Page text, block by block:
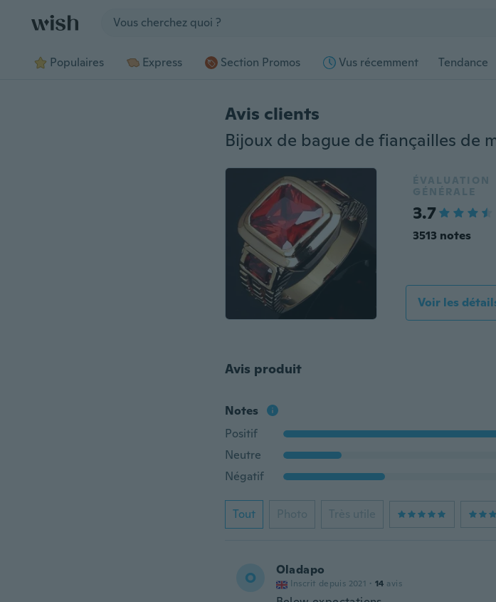
Populaires Express Section Promos Vus récemment Tendance
Avis clients
ÉVALUATION
GÉNÉRALE
3.7
3513 notes
Voir les
Avis produit
Notes
Positif
Neutre
Négatif
Tout Photo Très utile
O Oladapo
Inscrit depuis 2021 · 14 avis